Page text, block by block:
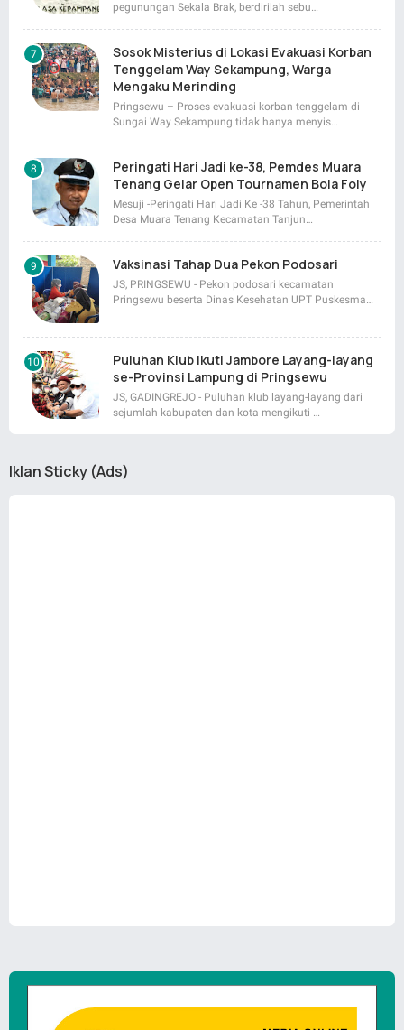
pegunungan Sekala Brak, berdirilah sebu…
Sosok Misterius di Lokasi Evakuasi Korban
Tenggelam Way Sekampung, Warga
Mengaku Merinding
Pringsewu – Proses evakuasi korban tenggelam di
Sungai Way Sekampung tidak hanya menyis…
Peringati Hari Jadi ke-38, Pemdes Muara
Tenang Gelar Open Tournamen Bola Foly
Mesuji -Peringati Hari Jadi Ke -38 Tahun, Pemerintah
Desa Muara Tenang Kecamatan Tanjun…
Vaksinasi Tahap Dua Pekon Podosari
JS, PRINGSEWU - Pekon podosari kecamatan
Pringsewu beserta Dinas Kesehatan UPT Puskesma…
Puluhan Klub Ikuti Jambore Layang-layang
se-Provinsi Lampung di Pringsewu
JS, GADINGREJO - Puluhan klub layang-layang dari
sejumlah kabupaten dan kota mengikuti …
Iklan Sticky (Ads)